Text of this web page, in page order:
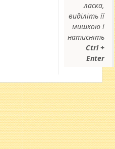
ласка,
виділіть її
мишкою і
натисніть
Ctrl +
Enter